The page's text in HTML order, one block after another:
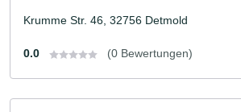
Krumme Str. 46, 32756 Detmold
0.0 (0 Bewertungen)